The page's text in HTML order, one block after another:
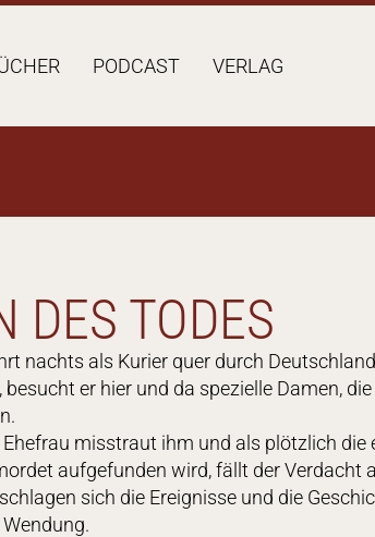
PODCAST VERLAG
DES TODES
nachts als Kurier quer durch
er hier und da spezielle Damen,
misstraut ihm und als plötzlich die
aufgefunden wird, fällt der Verdacht
sich die Ereignisse und die